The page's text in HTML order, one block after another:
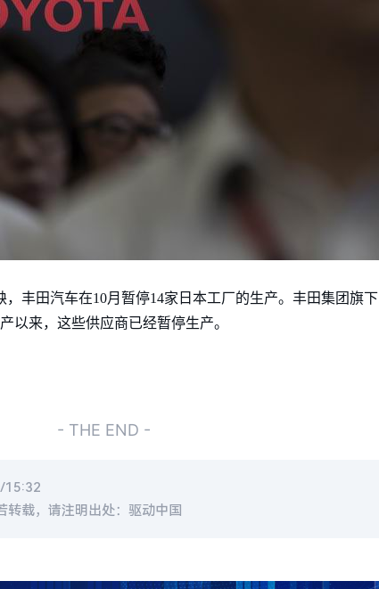
丰田汽车在10月暂停14家日本工厂的生产。丰田集团旗
以来，这些供应商已经暂停生产。
- THE END -
15:32
转载，请注明出处：驱动中国